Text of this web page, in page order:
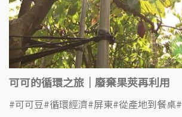
可可的循環之旅｜廢棄果莢再利用
可可豆 循環經濟 屏東 從產地到餐桌